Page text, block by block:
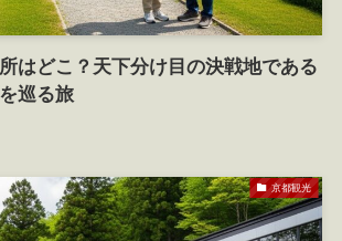
はどこ？天下分け目の決戦地である
巡る旅
京都観光